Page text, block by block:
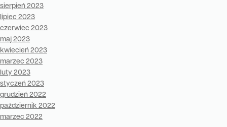
sierpień 2023
lipiec 2023
czerwiec 2023
maj 2023
kwiecień 2023
marzec 2023
luty 2023
styczeń 2023
grudzień 2022
październik 2022
marzec 2022